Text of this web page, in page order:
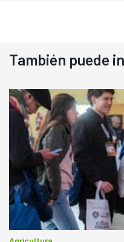
También puede